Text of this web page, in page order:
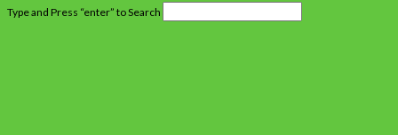
Type and Press “enter” to Search